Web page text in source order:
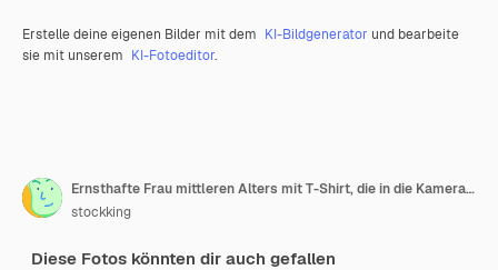
Erstelle deine eigenen Bilder mit dem KI-Bildgenerator und bearbeite
sie mit unserem KI-Fotoeditor.
Ernsthafte Frau mittleren Alters mit T-Shirt, die in die Kamera schaut und eine Timeout-Geste macht, die auf olivgrünem Hintergrund isoliert ist
stockking
Diese Fotos könnten dir auch gefallen